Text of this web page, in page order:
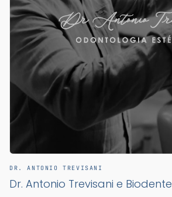
DR. ANTONIO TREVISANI
Dr. Antonio Trevisani e Biodente